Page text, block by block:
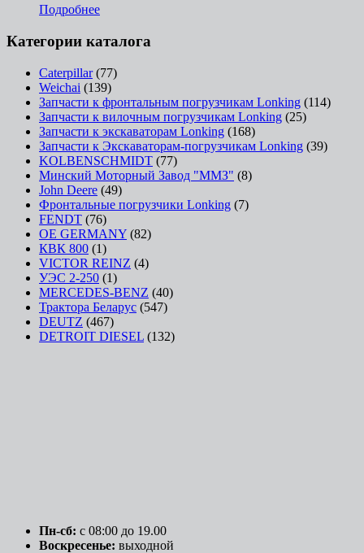
Подробнее
Категории каталога
Caterpillar (77)
Weichai (139)
Запчасти к фронтальным погрузчикам Lonking (114)
Запчасти к вилочным погрузчикам Lonking (25)
Запчасти к экскаваторам Lonking (168)
Запчасти к Экскаваторам-погрузчикам Lonking (39)
KOLBENSCHMIDT (77)
Минский Моторный Завод "ММЗ" (8)
John Deere (49)
Фронтальные погрузчики Lonking (7)
FENDT (76)
OE GERMANY (82)
КВК 800 (1)
VICTOR REINZ (4)
УЭС 2-250 (1)
MERCEDES-BENZ (40)
Трактора Беларус (547)
DEUTZ (467)
DETROIT DIESEL (132)
Пн-сб: c 08:00 до 19.00
Воскресенье: выходной